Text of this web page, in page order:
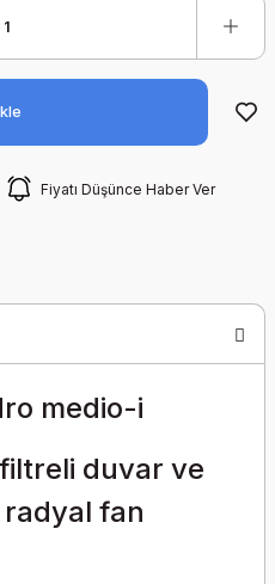
Fiyatı Düşünce Haber Ver
medio-i
duvar ve
fan